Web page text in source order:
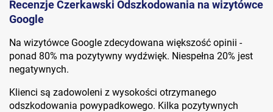
Recenzje Czerkawski Odszkodowania na wizytówce
Google
Na wizytówce Google zdecydowana większość opinii -
ponad 80% ma pozytywny wydźwięk. Niespełna 20% jest
negatywnych.
Klienci są zadowoleni z wysokości otrzymanego
odszkodowania powypadkowego. Kilka pozytywnych